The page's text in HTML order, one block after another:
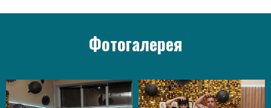
Фотогалерея